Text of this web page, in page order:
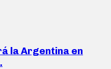
la Argentina en